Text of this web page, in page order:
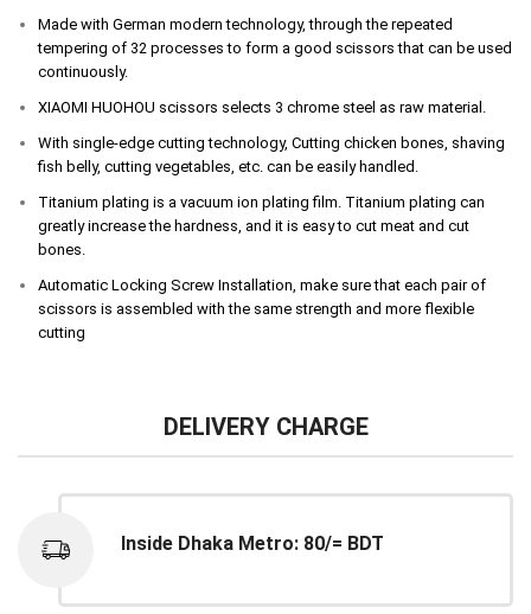
Made with German modern technology, through the repeated
tempering of 32 processes to form a good scissors that can be used
continuously.
XIAOMI HUOHOU scissors selects 3 chrome steel as raw material.
With single-edge cutting technology, Cutting chicken bones, shaving
fish belly, cutting vegetables, etc. can be easily handled.
Titanium plating is a vacuum ion plating film. Titanium plating can
greatly increase the hardness, and it is easy to cut meat and cut
bones.
Automatic Locking Screw Installation, make sure that each pair of
scissors is assembled with the same strength and more flexible
cutting
DELIVERY CHARGE
Inside Dhaka Metro: 80/= BDT